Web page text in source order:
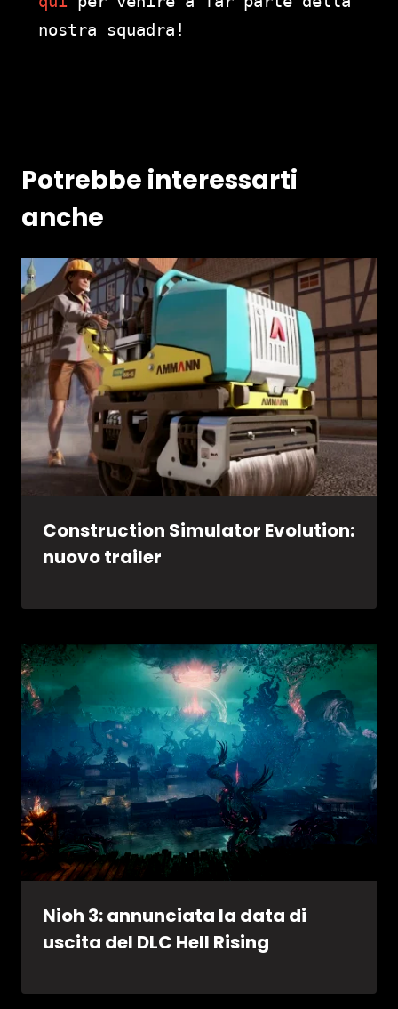
nostra squadra!
Potrebbe interessarti
anche
Construction Simulator Evolution:
nuovo trailer
Nioh 3: annunciata la data di
uscita del DLC Hell Rising